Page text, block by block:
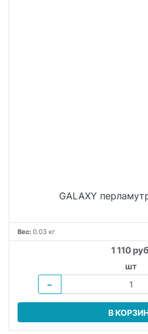
GALAXY
Вес: 0.03 кг
1 110
шт
−
В